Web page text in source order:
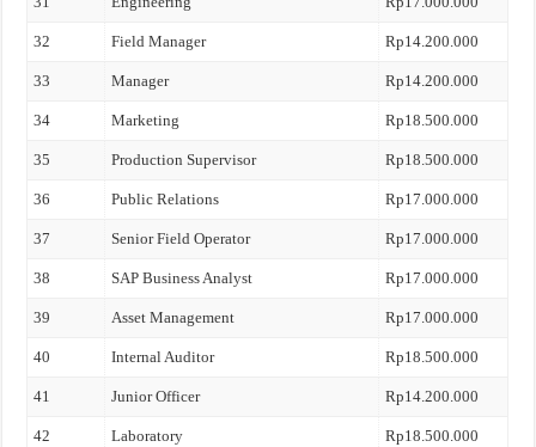
32 Field Manager Rp14.200.000
33 Manager Rp14.200.000
34 Marketing Rp18.500.000
35 Production Supervisor Rp18.500.000
36 Public Relations Rp17.000.000
37 Senior Field Operator Rp17.000.000
38 SAP Business Analyst Rp17.000.000
39 Asset Management Rp17.000.000
40 Internal Auditor Rp18.500.000
41 Junior Officer Rp14.200.000
42 Laboratory Rp18.500.000